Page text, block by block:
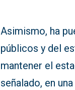
Asimismo, ha
públicos y del
mantener el
señalado, en